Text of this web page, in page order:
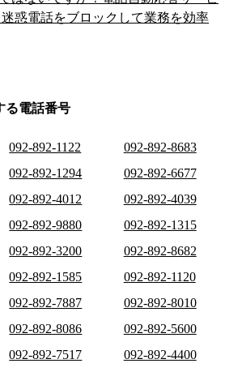
惑電話をブロックして業務を効率
る電話番号
092-892-1122
092-892-8683
092-892-1294
092-892-6677
092-892-4012
092-892-4039
092-892-9880
092-892-1315
092-892-3200
092-892-8682
092-892-1585
092-892-1120
092-892-7887
092-892-8010
092-892-8086
092-892-5600
092-892-7517
092-892-4400